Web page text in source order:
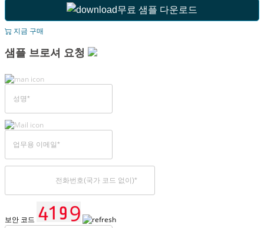
무료 샘플 다운로드
지금 구매
샘플 브로셔 요청
보안 코드